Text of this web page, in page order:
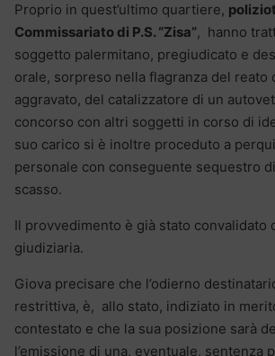
Proprio in quest’ultimo quartiere,
Commissariato di P.S. “Zisa”, hanno
soggetto palermitano, pregiudicato e
orale, sorpreso nella flagranza del
aggravato, del catalizzatore di un
concorso con altri soggetti in corso di
suo carico si è inoltre proceduto a
personale con conseguente sequestro
scasso.
Il provvedimento è già stato convalidato
giudiziaria.
Giova precisare che l’odierno
restrittiva, è, allo stato, indiziato in
contestato e che la sua posizione sarà
l’emissione di una, eventuale, sentenza